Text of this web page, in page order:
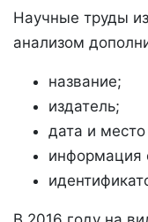
Научные труды
анализом
название;
издатель;
дата и
информация